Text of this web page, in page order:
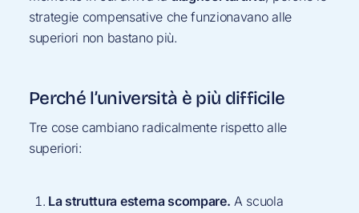
strategie compensative che funzionavano alle
superiori non bastano più.
Perché l’università è più difficile
Tre cose cambiano radicalmente rispetto alle
superiori:
La struttura esterna scompare. A scuola